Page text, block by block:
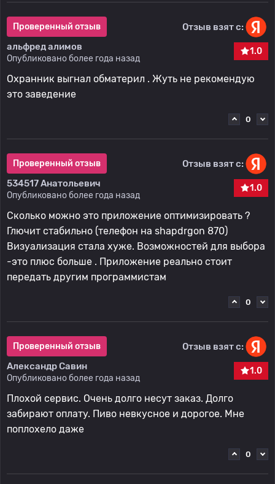
Проверенный отзыв
Отзыв взят с:
альфред алимов
Опубликовано более года назад
1.0
Охранник выгнал обматерил . Жуть не рекомендую
это заведение
0
Проверенный отзыв
Отзыв взят с:
534517 Анатольевич
Опубликовано более года назад
1.0
Сколько можно это приложение оптимизировать ?
Глючит стабильно (телефон на shapdrgon 870)
Визуализация стала хуже. Возможностей для выбора
-это плюс больше . Приложение реально стоит
передать другим программистам
0
Проверенный отзыв
Отзыв взят с:
Александр Савин
Опубликовано более года назад
1.0
Плохой сервис. Очень долго несут заказ. Долго
забирают оплату. Пиво невкусное и дорогое. Мне
поплохело даже
0